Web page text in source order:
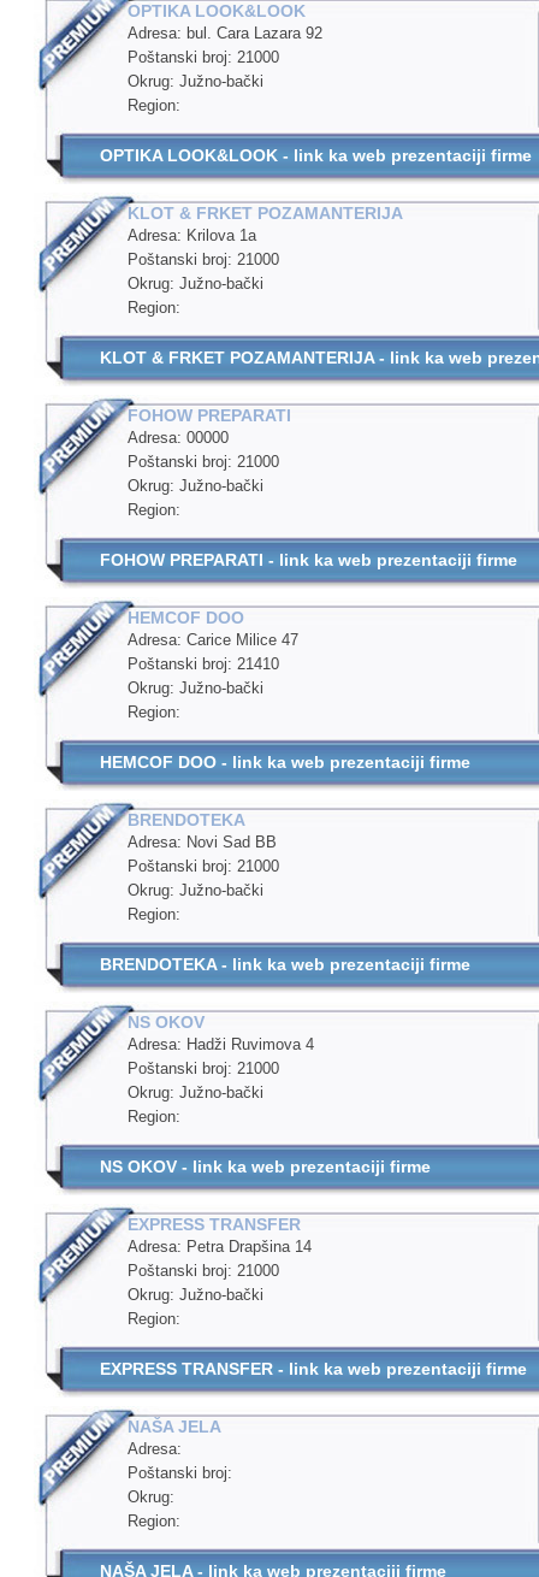
OPTIKA LOOK&LOOK
Adresa: bul. Cara Lazara 92
Poštanski broj: 21000
Okrug: Južno-bački
Region:
OPTIKA LOOK&LOOK - link ka web prezentaciji firme
KLOT & FRKET POZAMANTERIJA
Adresa: Krilova 1a
Poštanski broj: 21000
Okrug: Južno-bački
Region:
KLOT & FRKET POZAMANTERIJA - link ka web
FOHOW PREPARATI
Adresa: 00000
Poštanski broj: 21000
Okrug: Južno-bački
Region:
FOHOW PREPARATI - link ka web prezentaciji firme
HEMCOF DOO
Adresa: Carice Milice 47
Poštanski broj: 21410
Okrug: Južno-bački
Region:
HEMCOF DOO - link ka web prezentaciji firme
BRENDOTEKA
Adresa: Novi Sad BB
Poštanski broj: 21000
Okrug: Južno-bački
Region:
BRENDOTEKA - link ka web prezentaciji firme
NS OKOV
Adresa: Hadži Ruvimova 4
Poštanski broj: 21000
Okrug: Južno-bački
Region:
NS OKOV - link ka web prezentaciji firme
EXPRESS TRANSFER
Adresa: Petra Drapšina 14
Poštanski broj: 21000
Okrug: Južno-bački
Region:
EXPRESS TRANSFER - link ka web prezentaciji firme
NAŠA JELA
Adresa:
Poštanski broj:
Okrug:
Region:
NAŠA JELA - link ka web prezentaciji firme